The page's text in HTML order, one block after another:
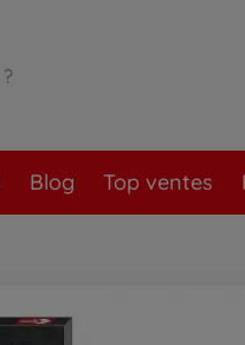
Blog Top ventes